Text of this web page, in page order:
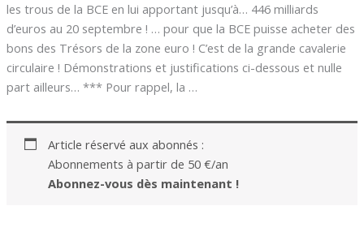
les trous de la BCE en lui apportant jusqu’à… 446 milliards
d’euros au 20 septembre ! … pour que la BCE puisse acheter des
bons des Trésors de la zone euro ! C’est de la grande cavalerie
circulaire ! Démonstrations et justifications ci-dessous et nulle
part ailleurs… *** Pour rappel, la …
Article réservé aux abonnés :
Abonnements à partir de 50 €/an
Abonnez-vous dès maintenant !